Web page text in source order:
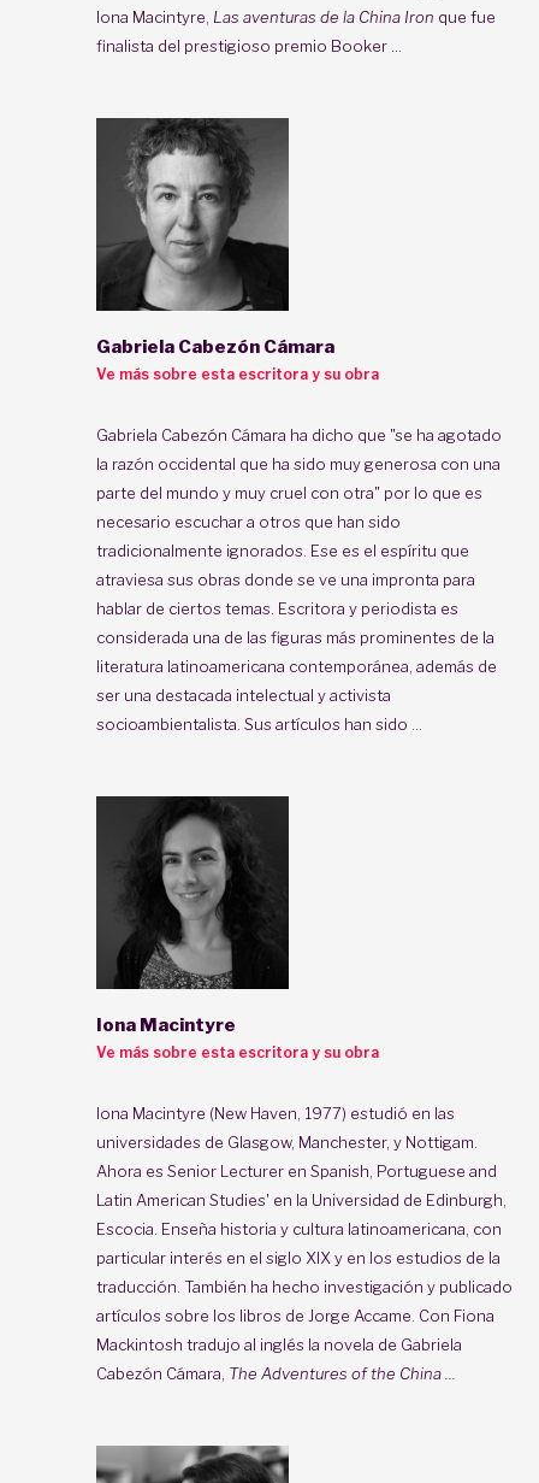
Iona Macintyre, Las aventuras de la China Iron que fue
finalista del prestigioso premio Booker ...
Gabriela Cabezón Cámara
Ve más sobre esta escritora y su obra
Gabriela Cabezón Cámara ha dicho que "se ha agotado
la razón occidental que ha sido muy generosa con una
parte del mundo y muy cruel con otra" por lo que es
necesario escuchar a otros que han sido
tradicionalmente ignorados. Ese es el espíritu que
atraviesa sus obras donde se ve una impronta para
hablar de ciertos temas. Escritora y periodista es
considerada una de las figuras más prominentes de la
literatura latinoamericana contemporánea, además de
ser una destacada intelectual y activista
socioambientalista. Sus artículos han sido ...
Iona Macintyre
Ve más sobre esta escritora y su obra
Iona Macintyre (New Haven, 1977) estudió en las
universidades de Glasgow, Manchester, y Nottigam.
Ahora es Senior Lecturer en Spanish, Portuguese and
Latin American Studies' en la Universidad de Edinburgh,
Escocia. Enseña historia y cultura latinoamericana, con
particular interés en el siglo XIX y en los estudios de la
traducción. También ha hecho investigación y publicado
artículos sobre los libros de Jorge Accame. Con Fiona
Mackintosh tradujo al inglés la novela de Gabriela
Cabezón Cámara, The Adventures of the China ...